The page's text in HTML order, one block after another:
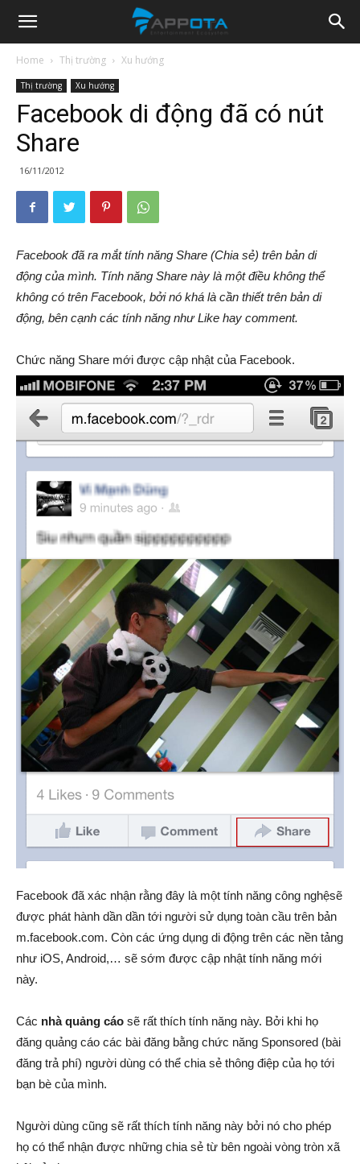
Appota
News
Home Thị trường Xu hướng
Thị trường Xu hướng
Facebook di động đã có nút
Share
16/11/2012
Facebook đã ra mắt tính năng Share (Chia sẻ) trên bản di
động của mình. Tính năng Share này là một điều không thể
không có trên Facebook, bởi nó khá là cần thiết trên bản di
động, bên cạnh các tính năng như Like hay comment.
Chức năng Share mới được cập nhật của Facebook.
Facebook đã xác nhận rằng đây là một tính năng công nghệsẽ
được phát hành dần dần tới người sử dụng toàn cầu trên bản
m.facebook.com. Còn các ứng dụng di động trên các nền tảng
như iOS, Android,… sẽ sớm được cập nhật tính năng mới
này.
Các nhà quảng cáo sẽ rất thích tính năng này. Bởi khi họ
đăng quảng cáo các bài đăng bằng chức năng Sponsored (bài
đăng trả phí) người dùng có thể chia sẻ thông điệp của họ tới
bạn bè của mình.
Người dùng cũng sẽ rất thích tính năng này bởi nó cho phép
họ có thể nhận được những chia sẻ từ bên ngoài vòng tròn xã